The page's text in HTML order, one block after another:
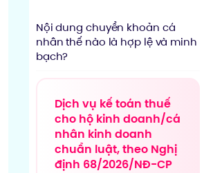
Nội dung chuyển khoản cá
nhân thế nào là hợp lệ và minh
bạch?
Dịch vụ kế toán thuế
cho hộ kinh doanh/cá
nhân kinh doanh
chuẩn luật, theo Nghị
định 68/2026/NĐ-CP